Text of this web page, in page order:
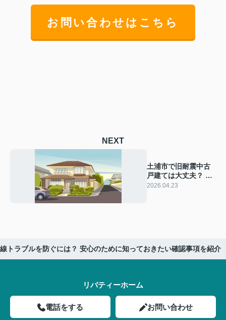
お問い合わせはこちら
NEXT
土浦市で旧耐震中古
戸建ては大丈夫？ 住
宅ローン控除を受け
2026.04.23
トラブルを防ぐには？ 安心のために知っておきたい確認事項を紹介
リバティーホーム
電話をする お問い合わせ